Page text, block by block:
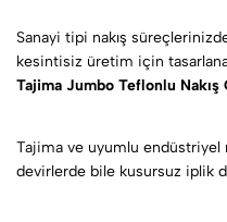
Sanayi tipi nakış
kesintisiz üretim için
Tajima Jumbo Teflonlu Nakış
Tajima ve uyumlu endüstriyel
devirlerde bile kusursuz iplik